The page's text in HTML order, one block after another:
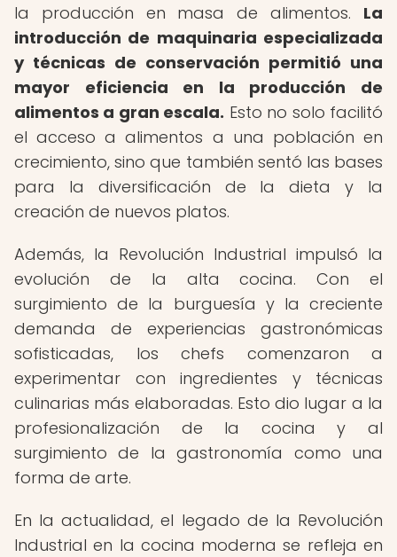
la producción en masa de alimentos. La
introducción de maquinaria especializada
y técnicas de conservación permitió una
mayor eficiencia en la producción de
alimentos a gran escala. Esto no solo facilitó
el acceso a alimentos a una población en
crecimiento, sino que también sentó las bases
para la diversificación de la dieta y la
creación de nuevos platos.
Además, la Revolución Industrial impulsó la
evolución de la alta cocina. Con el
surgimiento de la burguesía y la creciente
demanda de experiencias gastronómicas
sofisticadas, los chefs comenzaron a
experimentar con ingredientes y técnicas
culinarias más elaboradas. Esto dio lugar a la
profesionalización de la cocina y al
surgimiento de la gastronomía como una
forma de arte.
En la actualidad, el legado de la Revolución
Industrial en la cocina moderna se refleja en